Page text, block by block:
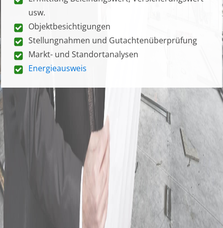
usw.
Objektbesichtigungen
Stellungnahmen und Gutachtenüberprüfung
Markt- und Standortanalysen
Energieausweis